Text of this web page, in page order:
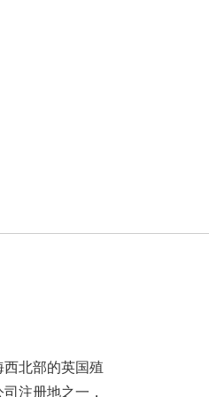
北部的英国殖
注册地之一，